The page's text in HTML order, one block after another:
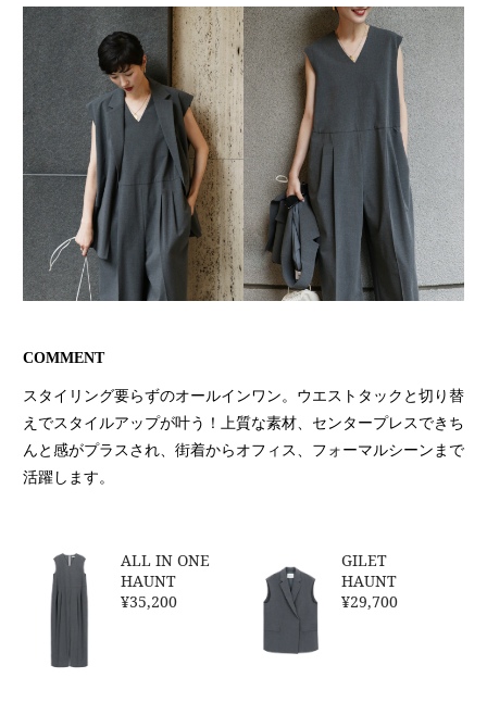
COMMENT
スタイリング要らずのオールインワン。ウエストタックと切り替
えでスタイルアップが叶う！上質な素材、センタープレスできち
んと感がプラスされ、街着からオフィス、フォーマルシーンまで
活躍します。
ALL IN ONE
HAUNT
¥35,200
GILET
HAUNT
¥29,700